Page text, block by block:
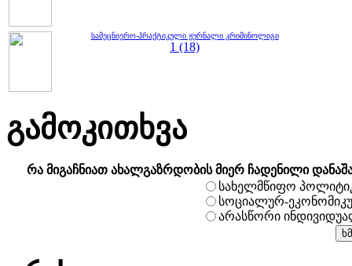
სამეცნიერო-პრაქტიკული ჟურნალი კრიმინოლიგი
1 (18)
გამოკითხვა
რა მიგაჩნიათ ახალგაზრდობის მიერ ჩადენილი
სახელმწიფო
სოციალურ-
არასწორი